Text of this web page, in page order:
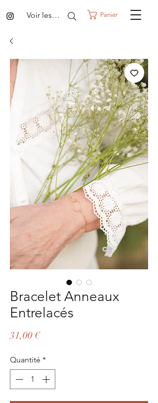
Panier
Voir les points
Bracelet Anneaux
Entrelacés
31,00 €Prix
Quantité *